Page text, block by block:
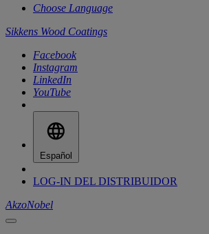
Choose Language
Sikkens Wood Coatings
Facebook
Instagram
LinkedIn
YouTube
Español
LOG-IN DEL DISTRIBUIDOR
AkzoNobel